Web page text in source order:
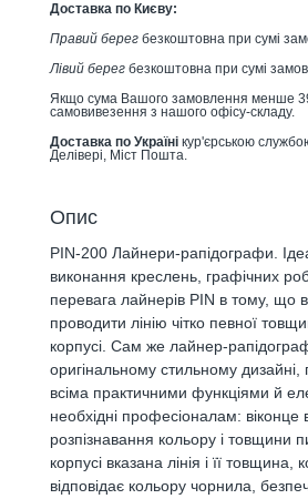
Доставка по Києву:
Правий берег безкоштовна при сумі
Лівий берег безкоштовна при сумі
Якщо сума Вашого замовлення менше
самовивезення з нашого офісу-складу.
Доставка по Україні кур'єрською
Делівері, Міст Пошта.
Опис
PIN-200 Лайнери-рапідографи.
виконання креслень, графічних
перевага лайнерів PIN в тому, що
проводити лінію чітко певної
корпусі. Сам же лайнер-
оригінальному стильному дизайні,
всіма практичними функціями й
необхідні професіоналам: віконце
розпізнавання кольору і товщини
корпусі вказана лінія і її товщина,
відповідає кольору чорнила,